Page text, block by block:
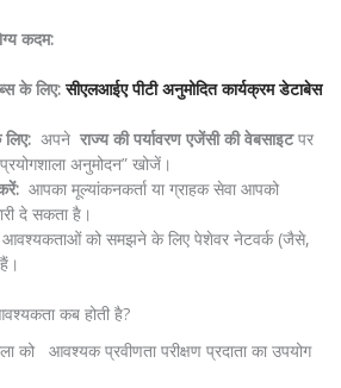
कदम:
के लिए:सीएलआईए पीटी अनुमोदित कार्यक्रम डेटाबेस
अपने राज्य की पर्यावरण एजेंसी की वेबसाइटपर
अनुमोदन” खोजें।
आपका मूल्यांकनकर्ता या ग्राहक सेवा आपको
दे सकता है।
को समझने के लिए पेशेवर नेटवर्क (जैसे,
कब होती है?
को आवश्यक प्रवीणता परीक्षण प्रदाता का उपयोग